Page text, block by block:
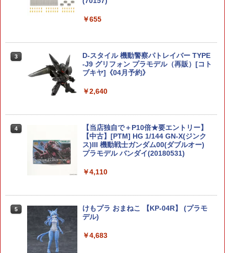
￥655
3
D-スタイル 機動警察パトレイバー TYPE
-J9 グリフォン プラモデル（再販）[コト
ブキヤ]《04月予約》
￥2,640
4
【当店独自で＋P10倍★要エントリー】
【中古】[PTM] HG 1/144 GN-X(ジンク
ス)III 機動戦士ガンダム00(ダブルオー)
プラモデル バンダイ(20180531)
￥4,110
5
けもプラ おまねこ 【KP-04R】 (プラモ
デル)
￥4,683